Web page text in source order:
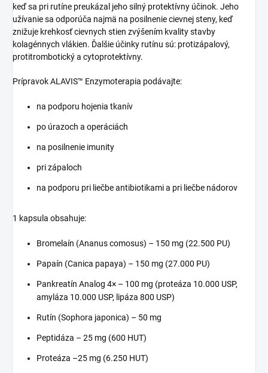
keď sa pri rutíne preukázal jeho silný protektívny účinok. Jeho
užívanie sa odporúča najmä na posilnenie cievnej steny, keď
znižuje krehkosť cievnych stien zvýšením kvality stavby
kolagénnych vlákien. Ďalšie účinky rutínu sú: protizápalový,
protitrombotický a cytoprotektívny.
Prípravok ALAVIS™ Enzymoterapia podávajte:
na podporu hojenia tkanív
po úrazoch a operáciách
na posilnenie imunity
pri zápaloch
na podporu pri liečbe antibiotikami a pri liečbe nádorov
1 kapsula obsahuje:
Bromelaín (Ananus comosus) – 150 mg (22.500 PU)
Papaín (Canica papaya) – 150 mg (27.000 PU)
Pankreatín Analog 4× – 100 mg (proteáza 10.000 USP,
amyláza 10.000 USP, lipáza 800 USP)
Rutín (Sophora japonica) – 50 mg
Peptidáza – 25 mg (600 HUT)
Proteáza –25 mg (6.250 HUT)